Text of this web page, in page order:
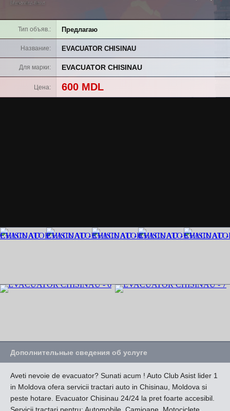
Тип объяв. Предлагаю
Название EVACUATOR CHISINAU
Для марки EVACUATOR CHISINAU
Цена 600 MDL
Дополнительные сведения об услуге
Aveti nevoie de evacuator? Sunati acum ! Auto Club Asist lider 1
in Moldova ofera servicii tractari auto in Chisinau, Moldova si
peste hotare. Evacuator Chisinau 24/24 la pret foarte accesibil.